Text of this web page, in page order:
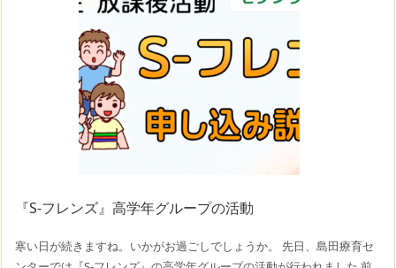
『S-フレンズ』高学年グループの活動
寒い日が続きますね。いかがお過ごしでしょうか。 先日、島田療育セ